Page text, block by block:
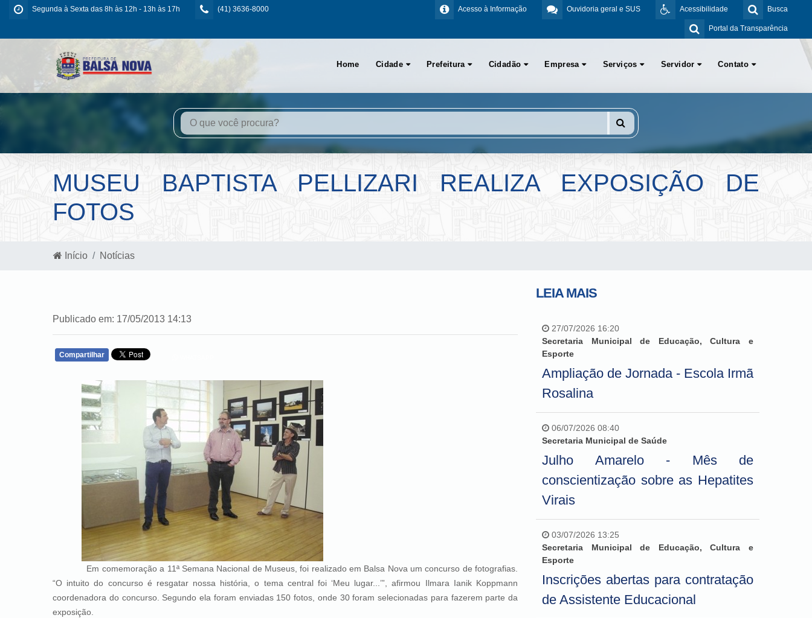
Segunda à Sexta das 8h às 12h - 13h às 17h (41) 3636-8000 Busca
Acessibilidade
Ouvidoria geral e SUS
Acesso à Informação
Portal da Transparência
Home Cidade Prefeitura Cidadão Empresa Serviços Servidor Contato
MUSEU BAPTISTA PELLIZARI REALIZA EXPOSIÇÃO DE
FOTOS
Início Notícias
Publicado em: 17/05/2013 14:13
Compartilhar
Em comemoração a 11ª Semana Nacional de Museus, foi realizado em Balsa Nova um concurso de fotografias.
“O intuito do concurso é resgatar nossa história, o tema central foi ‘Meu lugar...’”, afirmou Ilmara Ianik Koppmann
coordenadora do concurso. Segundo ela foram enviadas 150 fotos, onde 30 foram selecionadas para fazerem parte da
exposição.
LEIA MAIS
27/07/2026 16:20
Secretaria Municipal de Educação, Cultura e
Esporte
Ampliação de Jornada - Escola Irmã
Rosalina
06/07/2026 08:40
Secretaria Municipal de Saúde
Julho Amarelo - Mês de
conscientização sobre as Hepatites
Virais
03/07/2026 13:25
Secretaria Municipal de Educação, Cultura e
Esporte
Inscrições abertas para contratação
de Assistente Educacional